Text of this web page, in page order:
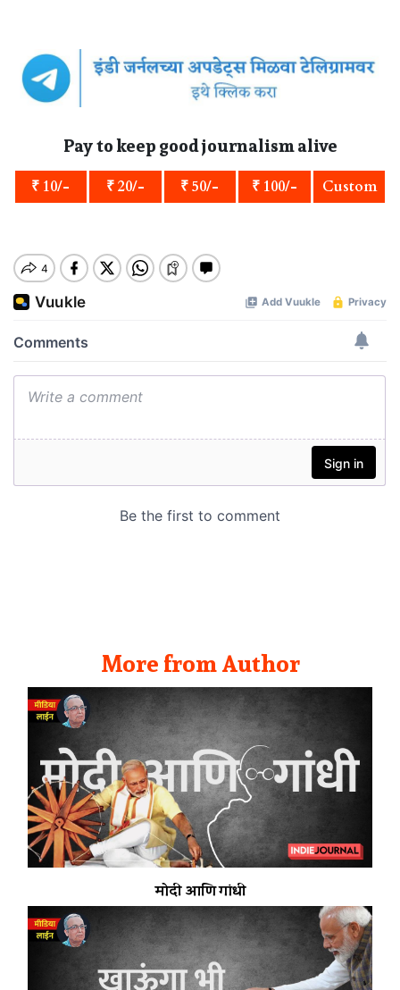
Pay to keep good journalism alive
₹ 10/- ₹ 20/- ₹ 50/- ₹ 100/- Custom
More from Author
मोदी आणि गांधी